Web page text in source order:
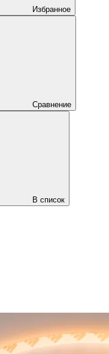
Избранное
Сравнение
В список